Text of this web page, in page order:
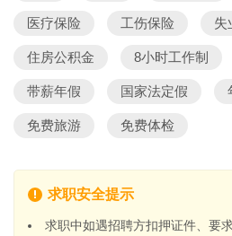
医疗保险 工伤保险 失
住房公积金 8小时工作制
带薪年假 国家法定假
免费旅游 免费体检
求职安全提示
求职中如遇招聘方扣押证件、要